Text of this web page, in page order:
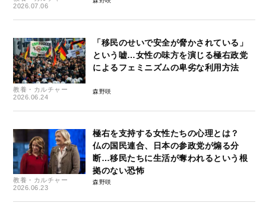
2026.07.06
教養・カルチャー
2026.06.24
「移民のせいで安全が脅かされている」
という嘘…女性の味方を演じる極右政党
によるフェミニズムの卑劣な利用方法
森野咲
教養・カルチャー
2026.06.23
極右を支持する女性たちの心理とは？
仏の国民連合、日本の参政党が煽る分
断…移民たちに生活が奪われるという根
拠のない恐怖
森野咲